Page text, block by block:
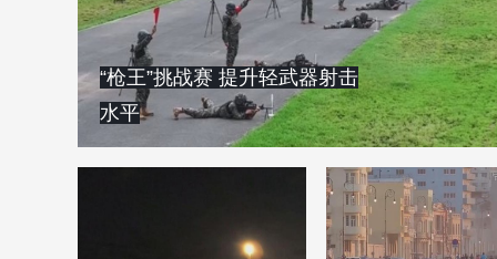
“枪王”挑战赛 提升轻武器射击
水平